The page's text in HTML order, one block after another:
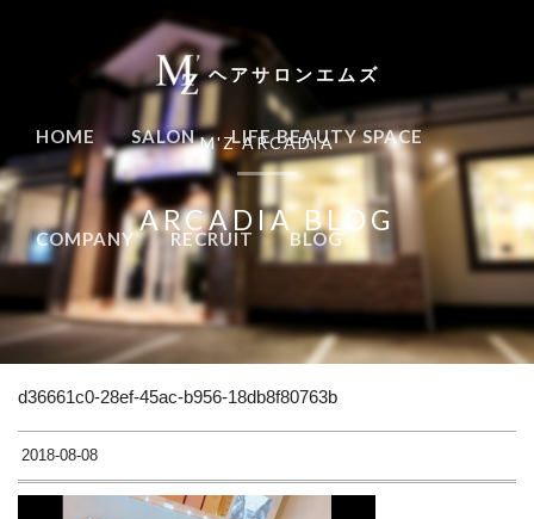
ヘアサロンエムズ
HOME SALON LIFE BEAUTY SPACE
COMPANY RECRUIT BLOG
M'Z ARCADIA
ARCADIA BLOG
d36661c0-28ef-45ac-b956-18db8f80763b
2018-08-08